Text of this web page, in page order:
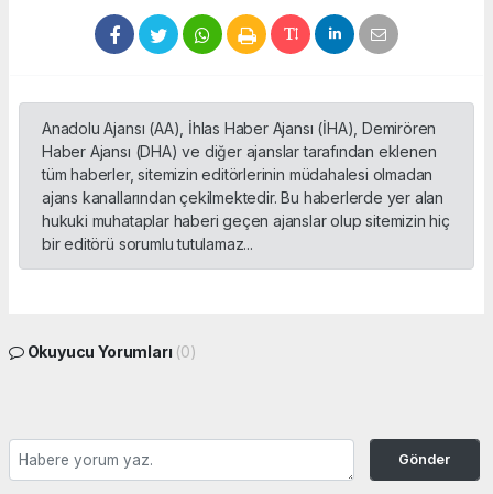
Anadolu Ajansı (AA), İhlas Haber Ajansı (İHA), Demirören
Haber Ajansı (DHA) ve diğer ajanslar tarafından eklenen
tüm haberler, sitemizin editörlerinin müdahalesi olmadan
ajans kanallarından çekilmektedir. Bu haberlerde yer alan
hukuki muhataplar haberi geçen ajanslar olup sitemizin hiç
bir editörü sorumlu tutulamaz...
Okuyucu Yorumları (0)
Gönder